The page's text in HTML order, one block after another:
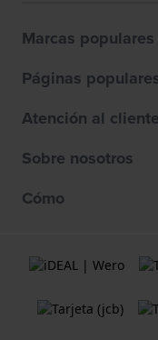
Marcas populares
Páginas
Atención al cliente
Sobre nosotros
Cómo